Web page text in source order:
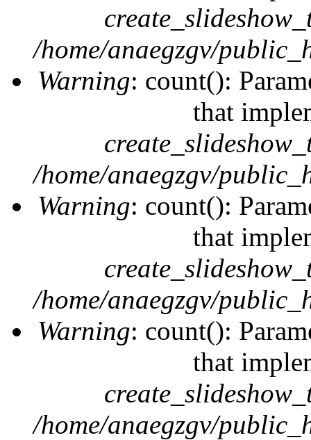
/home/anaegzgv/
Warning: count():
that
/home/anaegzgv/
Warning: count():
that
/home/anaegzgv/
Warning: count():
that
/home/anaegzgv/